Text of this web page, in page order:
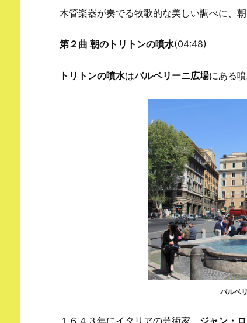
木管楽器が奏でる牧歌的な美しい調べに、
第２曲 朝のトリトンの噴水(04:48)
トリトンの噴水はバルベリーニ広場にある噴
バルベ